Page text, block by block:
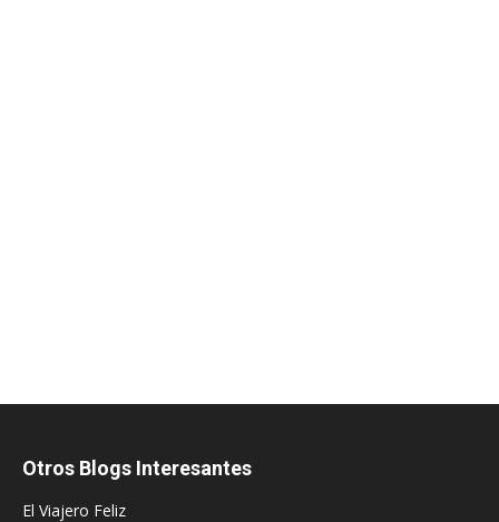
Otros Blogs Interesantes
El Viajero Feliz